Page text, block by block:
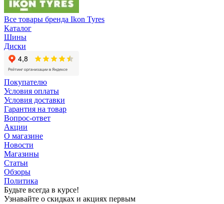
Все товары бренда Ikon Tyres
Каталог
Шины
Диски
Покупателю
Условия оплаты
Условия доставки
Гарантия на товар
Вопрос-ответ
Акции
О магазине
Новости
Магазины
Статьи
Обзоры
Политика
Будьте всегда в курсе!
Узнавайте о скидках и акциях первым